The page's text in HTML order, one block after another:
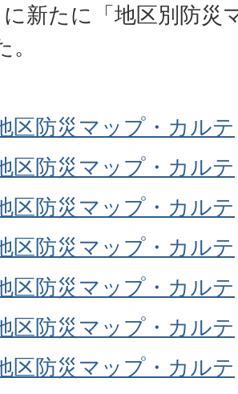
新たに「地区別防災
区防災マップ・カルテ
区防災マップ・カルテ
区防災マップ・カルテ
区防災マップ・カルテ
区防災マップ・カルテ
区防災マップ・カルテ
区防災マップ・カルテ